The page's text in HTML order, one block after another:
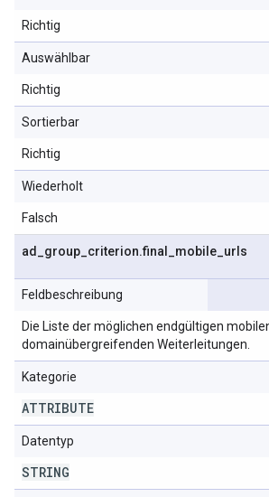
Richtig
Auswählbar
Richtig
Sortierbar
Richtig
Wiederholt
Falsch
ad group criterion.final mobile urls
Feldbeschreibung
Die Liste der möglichen endgültigen
domainübergreifenden Weiterleitungen.
Kategorie
ATTRIBUTE
Datentyp
STRING